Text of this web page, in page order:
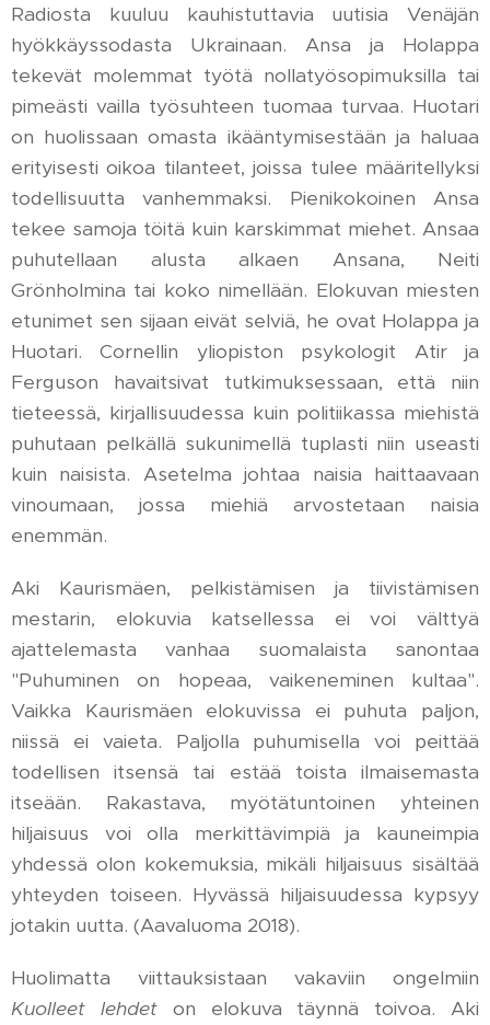
Radiosta kuuluu kauhistuttavia uutisia Venäjän
hyökkäyssodasta Ukrainaan. Ansa ja Holappa
tekevät molemmat työtä nollatyösopimuksilla tai
pimeästi vailla työsuhteen tuomaa turvaa. Huotari
on huolissaan omasta ikääntymisestään ja haluaa
erityisesti oikoa tilanteet, joissa tulee määritellyksi
todellisuutta vanhemmaksi. Pienikokoinen Ansa
tekee samoja töitä kuin karskimmat miehet. Ansaa
puhutellaan alusta alkaen Ansana, Neiti
Grönholmina tai koko nimellään. Elokuvan miesten
etunimet sen sijaan eivät selviä, he ovat Holappa ja
Huotari. Cornellin yliopiston psykologit Atir ja
Ferguson havaitsivat tutkimuksessaan, että niin
tieteessä, kirjallisuudessa kuin politiikassa miehistä
puhutaan pelkällä sukunimellä tuplasti niin useasti
kuin naisista. Asetelma johtaa naisia haittaavaan
vinoumaan, jossa miehiä arvostetaan naisia
enemmän.
Aki Kaurismäen, pelkistämisen ja tiivistämisen
mestarin, elokuvia katsellessa ei voi välttyä
ajattelemasta vanhaa suomalaista sanontaa
"Puhuminen on hopeaa, vaikeneminen kultaa".
Vaikka Kaurismäen elokuvissa ei puhuta paljon,
niissä ei vaieta. Paljolla puhumisella voi peittää
todellisen itsensä tai estää toista ilmaisemasta
itseään. Rakastava, myötätuntoinen yhteinen
hiljaisuus voi olla merkittävimpiä ja kauneimpia
yhdessä olon kokemuksia, mikäli hiljaisuus sisältää
yhteyden toiseen. Hyvässä hiljaisuudessa kypsyy
jotakin uutta. (Aavaluoma 2018).
Huolimatta viittauksistaan vakaviin ongelmiin
Kuolleet lehdeton elokuva täynnä toivoa. Aki